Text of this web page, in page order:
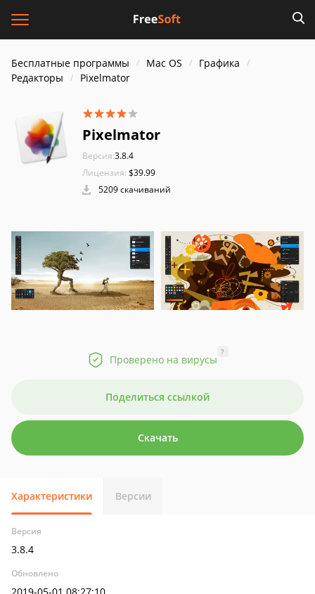
Бесплатные программы Mac OS
Графика
Редакторы
Pixelmator
Pixelmator
Версия:3.8.4
Лицензия: $39.99
5209 скачиваний
Проверено на вирусы
?
Поделиться ссылкой
Скачать
Характеристики Версии
Версия
3.8.4
Обновлено